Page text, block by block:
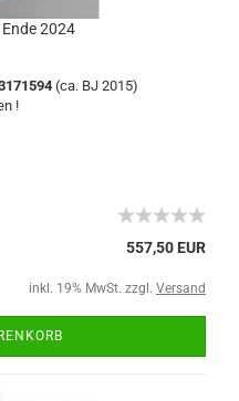
2024
(ca. BJ 2015)
!
557,50 EUR
inkl. 19% MwSt. zzgl. Versand